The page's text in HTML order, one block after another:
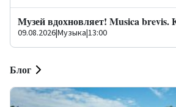
Музей вдохновляет! Musica brevis.
09.08.2026|Музыка|13:00
Блог